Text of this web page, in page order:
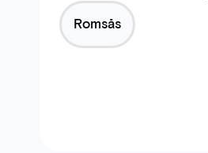
Romsås